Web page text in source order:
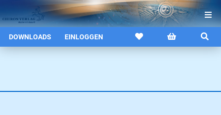
DOWNLOADS EINLOGGEN